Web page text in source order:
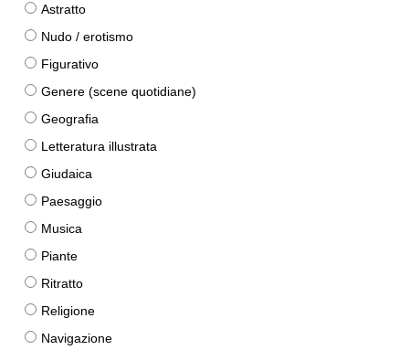
Astratto
Nudo / erotismo
Figurativo
Genere (scene quotidiane)
Geografia
Letteratura illustrata
Giudaica
Paesaggio
Musica
Piante
Ritratto
Religione
Navigazione